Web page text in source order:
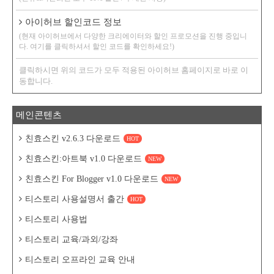
아이허브 할인코드 정보
(현재 아이허브에서 다양한 크리에이터와 할인 프로모션을 진행 중입니
다. 여기를 클릭하셔서 할인 코드를 확인하세요!)
클릭하시면 위의 코드가 모두 적용된 아이허브 홈페이지로 바로 이
동합니다.
메인콘텐츠
친효스킨 v2.6.3 다운로드 HOT
친효스킨:아트북 v1.0 다운로드 NEW
친효스킨 For Blogger v1.0 다운로드 NEW
티스토리 사용설명서 출간 HOT
티스토리 사용법
티스토리 교육/과외/강좌
티스토리 오프라인 교육 안내